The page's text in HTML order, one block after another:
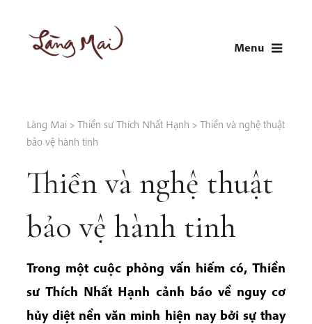
content
Menu
Làng Mai > Thiền sư Thích Nhất Hạnh > Thiền và nghệ thuật
bảo vệ hành tinh
Thiền và nghệ thuật
bảo vệ hành tinh
Trong một cuộc phỏng vấn hiếm có, Thiền
sư Thích Nhất Hạnh cảnh báo về nguy cơ
hủy diệt nền văn minh hiện nay bởi sự thay